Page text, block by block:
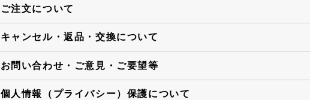
ご注文について
キャンセル・返品・交換について
お問い合わせ・ご意見・ご要望等
個人情報（プライバシー）保護について